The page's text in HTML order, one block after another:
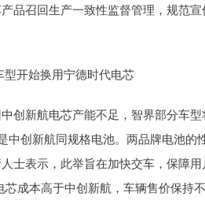
品召回生产一致性监督管理，规范
开始换用宁德时代电芯
创新航电芯产能不足，智界部分车
创新航同规格电池。两品牌电池的
士表示，此举旨在加快交车，保障
成本高于中创新航，车辆售价保持不